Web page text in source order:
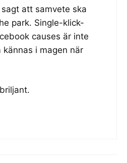
att samvete ska
park. Single-klick-
causes är inte
kännas i magen när